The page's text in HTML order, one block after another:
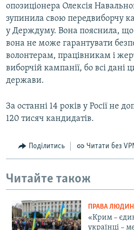
опозиціонера Олексія
зупинила свою передвиборчу
у Держдуму. Вона пояснила, що
вона не може гарантувати
волонтерам, працівникам і
виборчій кампанії, бо всі дані
держави.
За останні 14 років у Росії не
120 тисяч кандидатів.
Поділитись Читати без
Читайте також
ПРАВА
«Крим –
українці –